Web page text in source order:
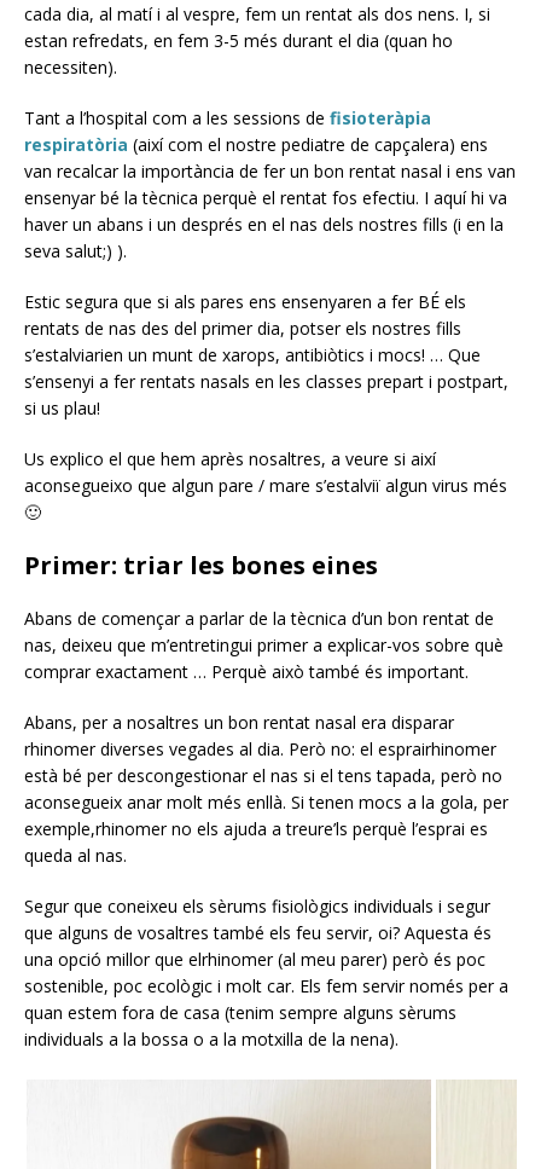
cada dia, al matí i al vespre, fem un rentat als dos nens. I, si
estan refredats, en fem 3-5 més durant el dia (quan ho
necessiten).
Tant a l’hospital com a les sessions de fisioteràpia
respiratòria (així com el nostre pediatre de capçalera) ens
van recalcar la importància de fer un bon rentat nasal i ens van
ensenyar bé la tècnica perquè el rentat fos efectiu. I aquí hi va
haver un abans i un després en el nas dels nostres fills (i en la
seva salut;) ).
Estic segura que si als pares ens ensenyaren a fer BÉ els
rentats de nas des del primer dia, potser els nostres fills
s’estalviarien un munt de xarops, antibiòtics i mocs! … Que
s’ensenyi a fer rentats nasals en les classes prepart i postpart,
si us plau!
Us explico el que hem après nosaltres, a veure si així
aconsegueixo que algun pare / mare s’estalviï algun virus més
🙂
Primer: triar les bones eines
Abans de començar a parlar de la tècnica d’un bon rentat de
nas, deixeu que m’entretingui primer a explicar-vos sobre què
comprar exactament … Perquè això també és important.
Abans, per a nosaltres un bon rentat nasal era disparar
rhinomer diverses vegades al dia. Però no: el esprairhinomer
està bé per descongestionar el nas si el tens tapada, però no
aconsegueix anar molt més enllà. Si tenen mocs a la gola, per
exemple,rhinomer no els ajuda a treure’ls perquè l’esprai es
queda al nas.
Segur que coneixeu els sèrums fisiològics individuals i segur
que alguns de vosaltres també els feu servir, oi? Aquesta és
una opció millor que elrhinomer (al meu parer) però és poc
sostenible, poc ecològic i molt car. Els fem servir només per a
quan estem fora de casa (tenim sempre alguns sèrums
individuals a la bossa o a la motxilla de la nena).